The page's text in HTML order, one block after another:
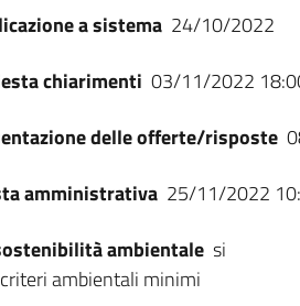
a sistema 24/10/2022
chiarimenti 03/11/2022
delle offerte/risposte
amministrativa 25/11/2022
ambientale si
ambientali minimi